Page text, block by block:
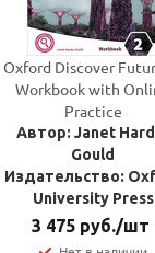
Oxford Discover
Workbook with
Practice
Автор: Janet
Gould
Издательство:
University Press
3 475 руб./шт